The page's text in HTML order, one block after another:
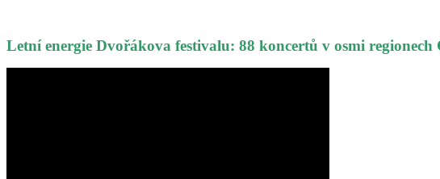
Letní energie Dvořákova festivalu: 88 koncertů v osmi regionech